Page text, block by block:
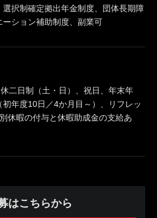
択制確定拠出年金制度、団体長期障
ション補助制度、副業可
二日制（土・日）、祝日、年末年
年度10日／4か月目～）、リフレッ
休暇の付与と休暇助成金の支給あ
はこちらから